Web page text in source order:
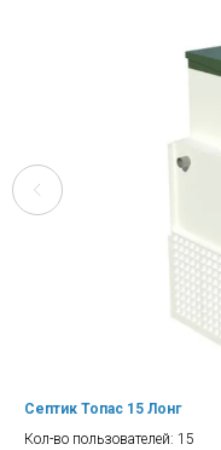
Септик Топас 15 Лонг
Кол-во пользователей: 15